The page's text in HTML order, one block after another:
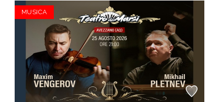
MUSICA